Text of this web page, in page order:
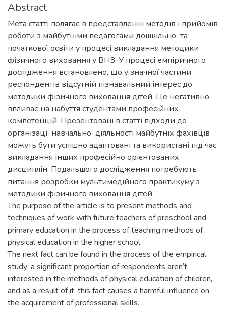
Abstract
Мета статті полягає в представленні методів і прийомів
роботи з майбутніми педагогами дошкільної та
початкової освіти у процесі викладання методики
фізичного виховання у ВНЗ. У процесі емпіричного
дослідження встановлено, що у значної частини
респондентів відсутній пізнавальний інтерес до
методики фізичного виховання дітей. Це негативно
впливає на набуття студентами професійних
компетенцій. Презентовані в статті підходи до
організації навчальної діяльності майбутніх фахівців
можуть бути успішно адаптовані та використані під час
викладання інших професійно орієнтованих
дисциплін. Подальшого дослідження потребують
питання розробки мультимедійного практикуму з
методики фізичного виховання дітей.
The purpose of the article is to present methods and
techniques of work with future teachers of preschool and
primary education in the process of teaching methods of
physical education in the higher school.
The next fact can be found in the process of the empirical
study: a significant proportion of respondents aren’t
interested in the methods of physical education of children,
and as a result of it, this fact causes a harmful influence on
the acquirement of professional skills.